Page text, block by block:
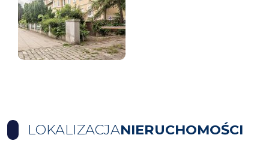
LOKALIZACJANIERUCHOMOŚCI